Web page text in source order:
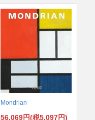
Mondrian
56,069円(税5,097円)